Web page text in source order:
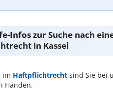
Infos zur Suche nach
in Kassel
im Haftpflichtrecht sind Sie bei
Händen.